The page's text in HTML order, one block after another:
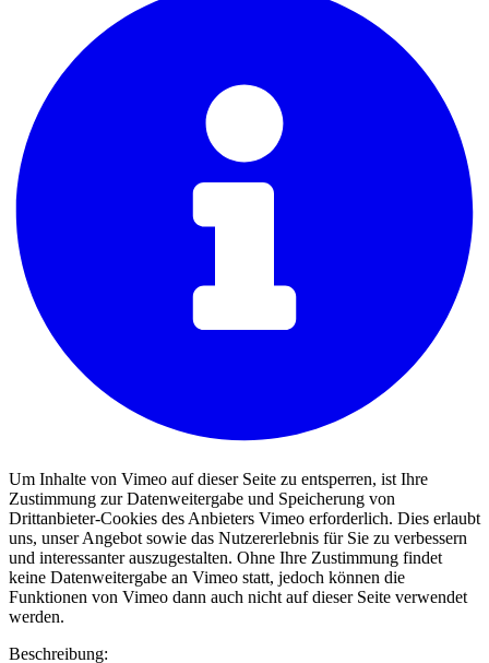
Um Inhalte von Vimeo auf dieser Seite zu entsperren, ist Ihre
Zustimmung zur Datenweitergabe und Speicherung von
Drittanbieter-Cookies des Anbieters Vimeo erforderlich. Dies erlaubt
uns, unser Angebot sowie das Nutzererlebnis für Sie zu verbessern
und interessanter auszugestalten. Ohne Ihre Zustimmung findet
keine Datenweitergabe an Vimeo statt, jedoch können die
Funktionen von Vimeo dann auch nicht auf dieser Seite verwendet
werden.
Beschreibung: